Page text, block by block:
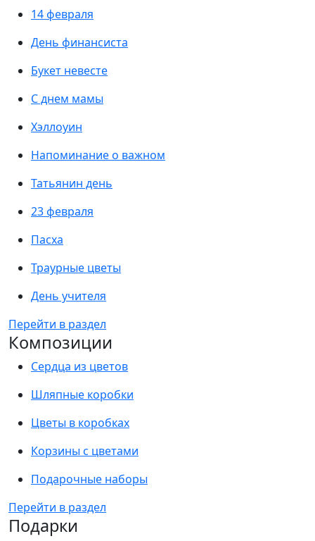
14 февраля
День финансиста
Букет невесте
С днем мамы
Хэллоуин
Напоминание о важном
Татьянин день
23 февраля
Пасха
Траурные цветы
День учителя
Перейти в раздел
Композиции
Сердца из цветов
Шляпные коробки
Цветы в коробках
Корзины с цветами
Подарочные наборы
Перейти в раздел
Подарки